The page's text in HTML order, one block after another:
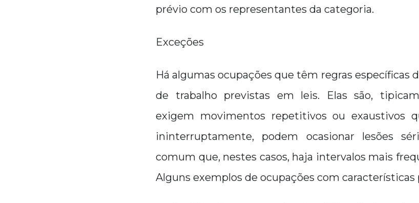
prévio com os representantes da categoria.
Exceções
Há algumas ocupações que têm regras específicas
de trabalho previstas em leis. Elas são,
exigem movimentos repetitivos ou exaustivos
ininterruptamente, podem ocasionar lesões
comum que, nestes casos, haja intervalos mais
Alguns exemplos de ocupações com características